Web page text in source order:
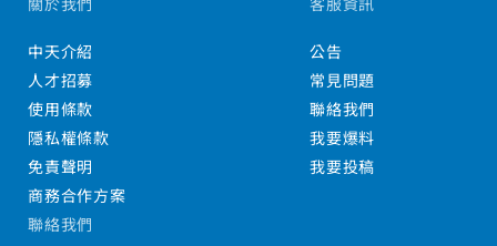
關於我們
中天介紹
人才招募
使用條款
隱私權條款
免責聲明
商務合作方案
客服資訊
公告
常見問題
聯絡我們
我要爆料
我要投稿
聯絡我們